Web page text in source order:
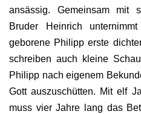
ansässig. Gemeinsam mit
Bruder Heinrich
geborene Philipp erste
schreiben auch kleine
Philipp nach eigenem
Gott auszuschütten. Mit elf
muss vier Jahre lang das